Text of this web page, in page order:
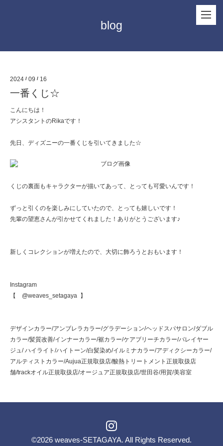
blog
2024 / 09 / 16
一番くじ☆
こんにちは！
アシスタントのRikaです！
先日、ディズニーの一番くじを引いてきました☆
くじの裏面もキャラクターが描いてあって、とっても可愛いんです！
ずっと引くのを楽しみにしていたので、とっても嬉しいです！
先輩の望恵さんが引かせてくれました！ありがとうございます♪
新しくコレクションが増えたので、大切に飾ろうとおもいます！
Instagram
【 @weaves_setagaya 】
デザインカラー/アンブレラカラー/グラデーション/ヘッドスパサロン/ダブル
カラー/髪質改善/インナーカラー/裾カラー/ケアブリーチカラー/バレイヤー
ジュ/ ハイライト/ハイトーン/白髪染め/イルミナカラー/アディクシーカラー/
アルティストカラー/Aujua正規取扱店/酸熱トリートメント正規取扱店
舗/trackオイル正規取扱店/オージュア正規取扱店/世田谷/用賀/美容室
©2026 weaves-SETAGAYA. All Rights Reserved.